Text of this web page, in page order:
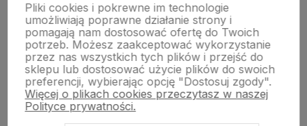
Moje konto
Zakupy
O nas
Pliki cookies i pokrewne im technologie
umożliwiają poprawne działanie strony i
pomagają nam dostosować ofertę do Twoich
potrzeb. Możesz zaakceptować wykorzystanie
przez nas wszystkich tych plików i przejść do
sklepu lub dostosować użycie plików do swoich
preferencji, wybierając opcję "Dostosuj zgody".
Więcej o plikach cookies przeczytasz w naszej
Polityce prywatności.